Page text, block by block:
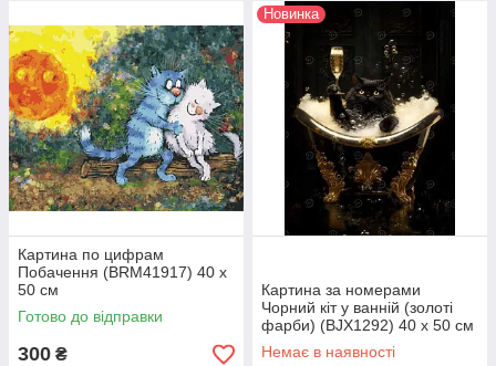
Картина по цифрам
Побачення (BRM41917) 40 х
50 см
Готово до відправки
300 ₴
Новинка
Картина за номерами
Чорний кіт у ванній (золоті
фарби) (BJX1292) 40 х 50 см
Немає в наявності